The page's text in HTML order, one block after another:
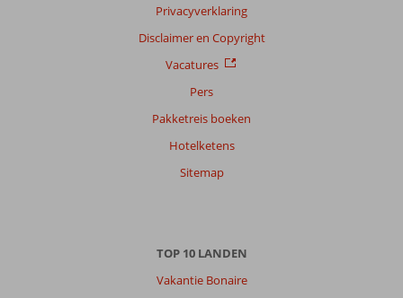
Privacyverklaring
Disclaimer en Copyright
Vacatures
Pers
Pakketreis boeken
Hotelketens
Sitemap
TOP 10 LANDEN
Vakantie Bonaire